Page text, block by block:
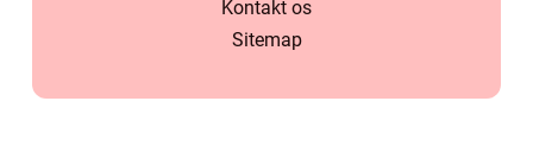
Kontakt os
Sitemap